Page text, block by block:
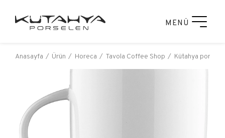
MENÜ
Anasayfa Ürün Horeca Tavola Coffee Shop Kütahya